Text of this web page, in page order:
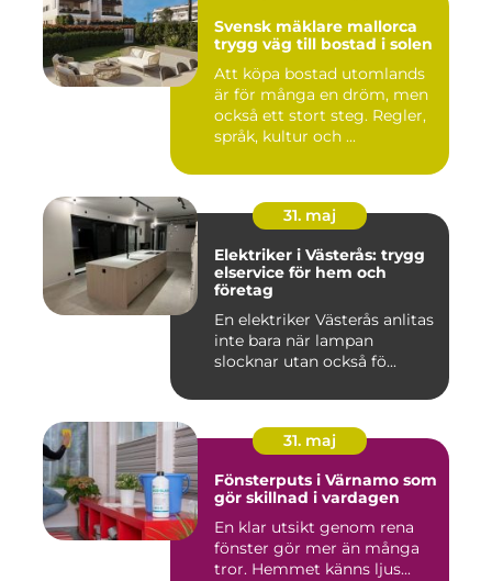
Svensk mäklare mallorca
trygg väg till bostad i solen
Att köpa bostad utomlands
är för många en dröm, men
också ett stort steg. Regler,
språk, kultur och ...
31. maj
Elektriker i Västerås: trygg
elservice för hem och
företag
En elektriker Västerås anlitas
inte bara när lampan
slocknar utan också fö...
31. maj
Fönsterputs i Värnamo som
gör skillnad i vardagen
En klar utsikt genom rena
fönster gör mer än många
tror. Hemmet känns ljus...